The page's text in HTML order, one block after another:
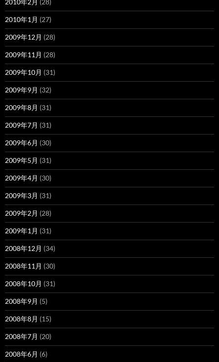
2010年2月 (28)
2010年1月 (27)
2009年12月 (28)
2009年11月 (28)
2009年10月 (31)
2009年9月 (32)
2009年8月 (31)
2009年7月 (31)
2009年6月 (30)
2009年5月 (31)
2009年4月 (30)
2009年3月 (31)
2009年2月 (28)
2009年1月 (31)
2008年12月 (34)
2008年11月 (30)
2008年10月 (31)
2008年9月 (5)
2008年8月 (15)
2008年7月 (20)
2008年6月 (6)